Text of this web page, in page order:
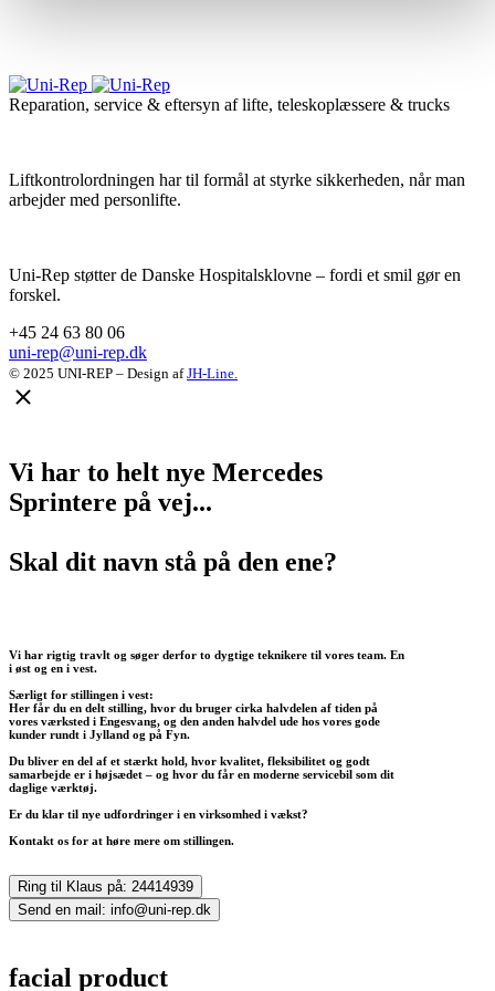
Reparation, service & eftersyn af lifte, teleskoplæssere & trucks
Liftkontrolordningen har til formål at styrke sikkerheden, når man
arbejder med personlifte.
Uni-Rep støtter de Danske Hospitalsklovne – fordi et smil gør en
forskel.
+45 24 63 80 06
uni-rep@uni-rep.dk
© 2025 UNI-REP – Design afJH-Line.
Vi har to helt nye Mercedes
Sprintere på vej...
Skal dit navn stå på den ene?
Vi har rigtig travlt og søger derfor to dygtige teknikere til vores team. En
i øst og en i vest.
Særligt for stillingen i vest:
Her får du en delt stilling, hvor du bruger cirka halvdelen af tiden på
vores værksted i Engesvang, og den anden halvdel ude hos vores gode
kunder rundt i Jylland og på Fyn.
Du bliver en del af et stærkt hold, hvor kvalitet, fleksibilitet og godt
samarbejde er i højsædet – og hvor du får en moderne servicebil som dit
daglige værktøj.
Er du klar til nye udfordringer i en virksomhed i vækst?
Kontakt os for at høre mere om stillingen.
Ring til Klaus på: 24414939
Send en mail: info@uni-rep.dk
facial product